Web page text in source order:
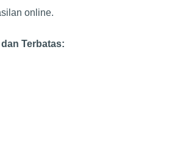
online.
Terbatas: